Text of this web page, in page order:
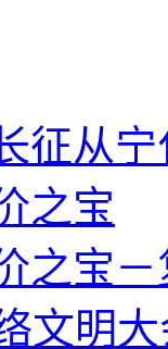
征从
之宝
之宝－
文明